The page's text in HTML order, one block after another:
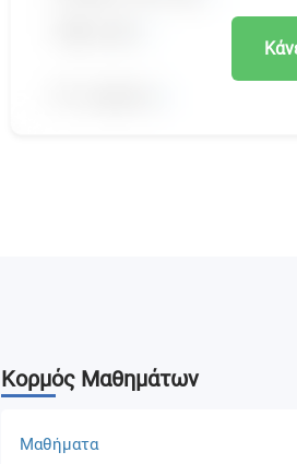
Κορμός Μαθημάτων
Μαθήματα